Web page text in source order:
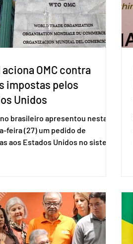
OMC contra
impostas pelos
Unidos
brasileiro apresentou nesta
feira (27) um pedido de
aos Estados Unidos no sistema
301 da Lei de Comércio de
nota divulgada pelo
das Relações Exteriores, o
que as tarifas são